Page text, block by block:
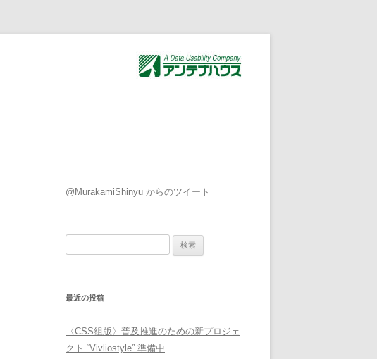
@MurakamiShinyu からのツイート
最近の投稿
〈CSS組版〉普及推進のための新プロジェ
クト “Vivliostyle” 準備中